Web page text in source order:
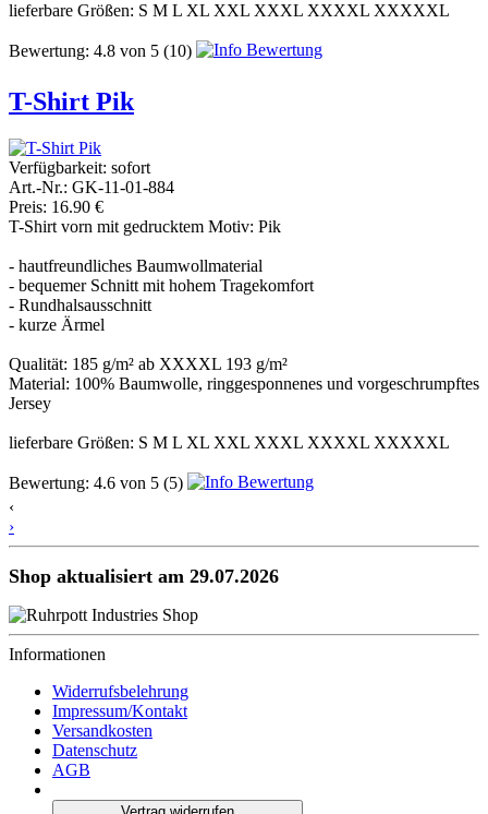
lieferbare Größen: S M L XL XXL XXXL XXXXL XXXXXL
Bewertung: 4.8 von 5 (10)
T-Shirt Pik
Verfügbarkeit: sofort
Art.-Nr.: GK-11-01-884
Preis: 16.90 €
T-Shirt vorn mit gedrucktem Motiv: Pik
- hautfreundliches Baumwollmaterial
- bequemer Schnitt mit hohem Tragekomfort
- Rundhalsausschnitt
- kurze Ärmel
Qualität: 185 g/m² ab XXXXL 193 g/m²
Material: 100% Baumwolle, ringgesponnenes und vorgeschrumpftes
Jersey
lieferbare Größen: S M L XL XXL XXXL XXXXL XXXXXL
Bewertung: 4.6 von 5 (5)
‹
›
Shop aktualisiert am 29.07.2026
Informationen
Widerrufsbelehrung
Impressum/Kontakt
Versandkosten
Datenschutz
AGB